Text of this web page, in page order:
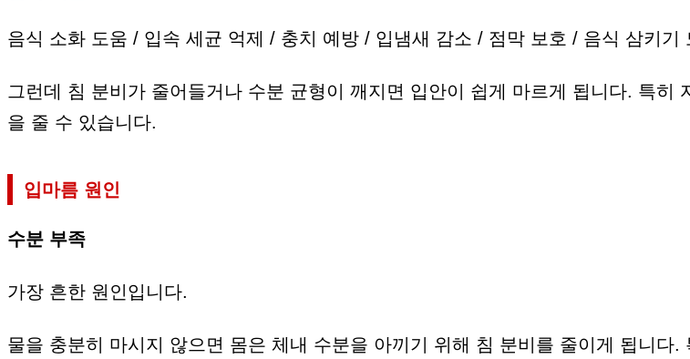
음식 소화 도움 / 입속 세균 억제 / 충치 예방 / 입냄새 감소 / 점막 보호 / 음식 삼키기
그런데 침 분비가 줄어들거나 수분 균형이 깨지면 입안이 쉽게 마르게 됩니다. 특
을 줄 수 있습니다.
입마름 원인
수분 부족
가장 흔한 원인입니다.
물을 충분히 마시지 않으면 몸은 체내 수분을 아끼기 위해 침 분비를 줄이게 됩니다